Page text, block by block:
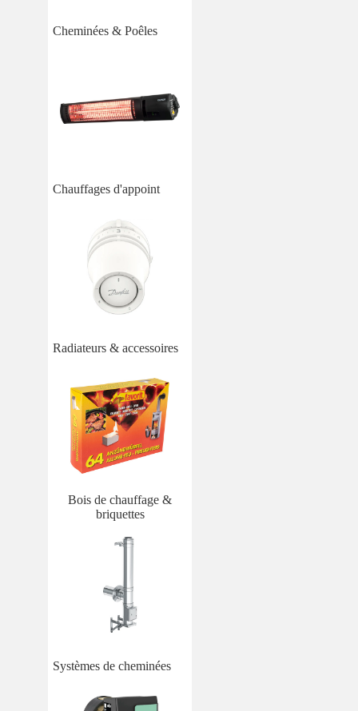
Cheminées & Poêles
Chauffages d'appoint
Radiateurs & accessoires
Bois de chauffage &
briquettes
Systèmes de cheminées